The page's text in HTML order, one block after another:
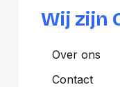
Wij zijn
Over ons
Contact